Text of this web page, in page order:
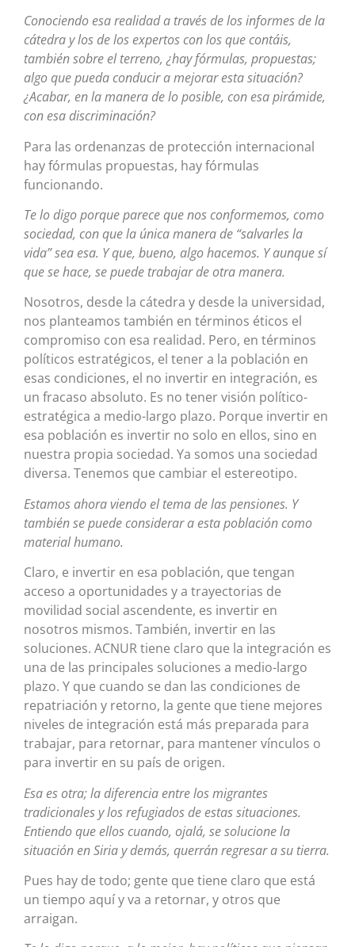
Conociendo esa realidad a través de los informes de la
cátedra y los de los expertos con los que contáis,
también sobre el terreno, ¿hay fórmulas, propuestas;
algo que pueda conducir a mejorar esta situación?
¿Acabar, en la manera de lo posible, con esa pirámide,
con esa discriminación?
Para las ordenanzas de protección internacional
hay fórmulas propuestas, hay fórmulas
funcionando.
Te lo digo porque parece que nos conformemos, como
sociedad, con que la única manera de “salvarles la
vida” sea esa. Y que, bueno, algo hacemos. Y aunque sí
que se hace, se puede trabajar de otra manera.
Nosotros, desde la cátedra y desde la universidad,
nos planteamos también en términos éticos el
compromiso con esa realidad. Pero, en términos
políticos estratégicos, el tener a la población en
esas condiciones, el no invertir en integración, es
un fracaso absoluto. Es no tener visión político-
estratégica a medio-largo plazo. Porque invertir en
esa población es invertir no solo en ellos, sino en
nuestra propia sociedad. Ya somos una sociedad
diversa. Tenemos que cambiar el estereotipo.
Estamos ahora viendo el tema de las pensiones. Y
también se puede considerar a esta población como
material humano.
Claro, e invertir en esa población, que tengan
acceso a oportunidades y a trayectorias de
movilidad social ascendente, es invertir en
nosotros mismos. También, invertir en las
soluciones. ACNUR tiene claro que la integración es
una de las principales soluciones a medio-largo
plazo. Y que cuando se dan las condiciones de
repatriación y retorno, la gente que tiene mejores
niveles de integración está más preparada para
trabajar, para retornar, para mantener vínculos o
para invertir en su país de origen.
Esa es otra; la diferencia entre los migrantes
tradicionales y los refugiados de estas situaciones.
Entiendo que ellos cuando, ojalá, se solucione la
situación en Siria y demás, querrán regresar a su tierra.
Pues hay de todo; gente que tiene claro que está
un tiempo aquí y va a retornar, y otros que
arraigan.